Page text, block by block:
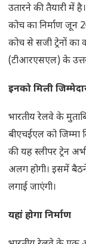
उतारने की तैयारी में
कोच का निर्माण जून
कोच से सजी ट्रेनों का
(टीआरएसएल) के
इनको मिली
भारतीय रेलवे के
बीएचईएल को
की यह स्लीपर ट्रेन
अलग होगी। इसमें
लगाई जाएंगी।
यहां होगा निर्माण